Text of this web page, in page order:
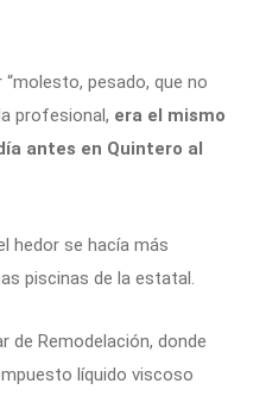
pesado, que no
profesional, era el mismo
antes en Quintero al
hedor se hacía más
piscinas de la estatal.
de Remodelación, donde
líquido viscoso